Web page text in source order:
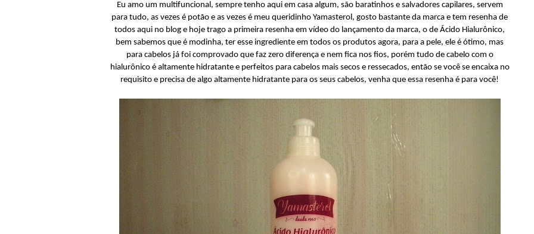
Eu amo um multifuncional, sempre tenho aqui em casa algum, são baratinhos e salvadores capilares, servem
para tudo, as vezes é potão e as vezes é meu queridinho Yamasterol, gosto bastante da marca e tem resenha de
todos aqui no blog e hoje trago a primeira resenha em vídeo do lançamento da marca, o de Ácido Hialurônico,
bem sabemos que é modinha, ter esse ingrediente em todos os produtos agora, para a pele, ele é ótimo, mas
para cabelos já foi comprovado que faz zero diferença e nem fica nos fios, porém tudo de cabelo com o
hialurônico é altamente hidratante e perfeitos para cabelos mais secos e ressecados, então se você se encaixa no
requisito e precisa de algo altamente hidratante para os seus cabelos, venha que essa resenha é para você!